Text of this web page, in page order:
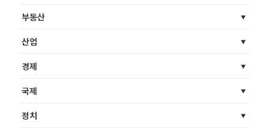
부동산
산업
경제
국제
정치